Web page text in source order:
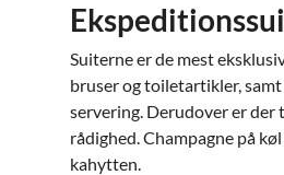
Suiterne er de mest
bruser og toiletartikler,
servering. Derudover er
rådighed. Champagne på
kahytten.